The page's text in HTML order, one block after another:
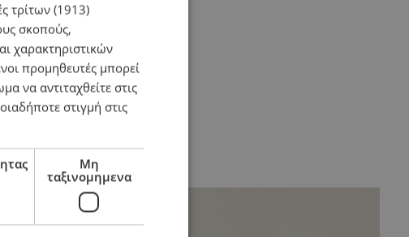
τρίτων (1913)
σκοπούς,
χαρακτηριστικών
προμηθευτές μπορεί
να αντιταχθείτε στις
στιγμή στις
Μη
ταξινομημενα